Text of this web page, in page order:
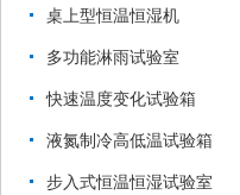
桌上型恒温恒湿机
多功能淋雨试验室
快速温度变化试验箱
液氮制冷高低温试验箱
步入式恒温恒湿试验室